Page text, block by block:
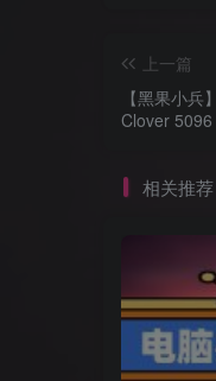
上一篇
【黑果小
Clover 5096
相关推荐